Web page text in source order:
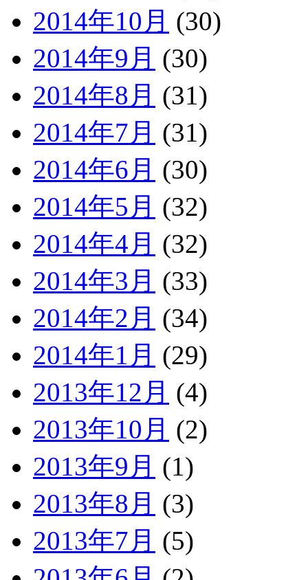
2014年10月 (30)
2014年9月 (30)
2014年8月 (31)
2014年7月 (31)
2014年6月 (30)
2014年5月 (32)
2014年4月 (32)
2014年3月 (33)
2014年2月 (34)
2014年1月 (29)
2013年12月 (4)
2013年10月 (2)
2013年9月 (1)
2013年8月 (3)
2013年7月 (5)